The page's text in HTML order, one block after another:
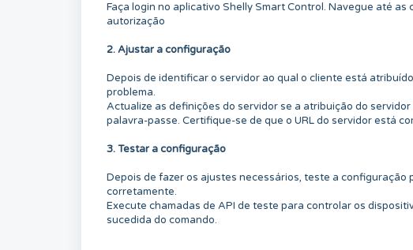
Faça login no aplicativo Shelly Smart Control. Navegue até
autorização
2. Ajustar a configuração
Depois de identificar o servidor ao qual o cliente está
problema.
Actualize as definições do servidor se a atribuição do
palavra-passe. Certifique-se de que o URL do servidor está
3. Testar a configuração
Depois de fazer os ajustes necessários, teste a
corretamente.
Execute chamadas de API de teste para controlar os
sucedida do comando.